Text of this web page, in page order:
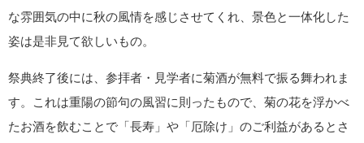
な雰囲気の中に秋の風情を感じさせてくれ、景色と一体化した
姿は是非見て欲しいもの。
祭典終了後には、参拝者・見学者に菊酒が無料で振る舞われま
す。これは重陽の節句の風習に則ったもので、菊の花を浮かべ
たお酒を飲むことで「長寿」や「厄除け」のご利益があるとさ